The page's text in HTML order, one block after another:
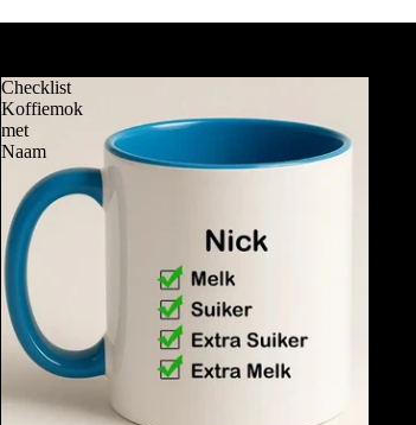
Checklist
Koffiemok
met
Naam